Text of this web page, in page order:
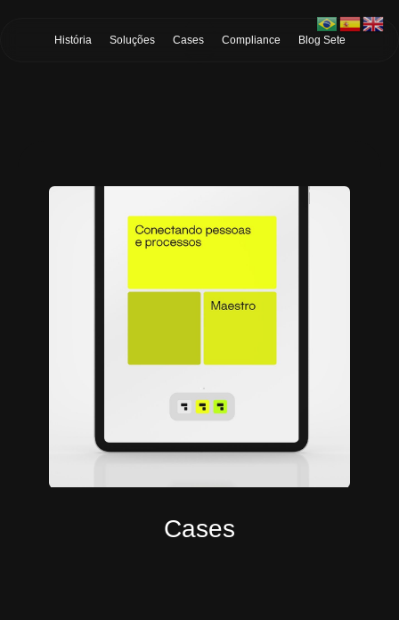
História Soluções Cases Compliance Blog Sete
Cases